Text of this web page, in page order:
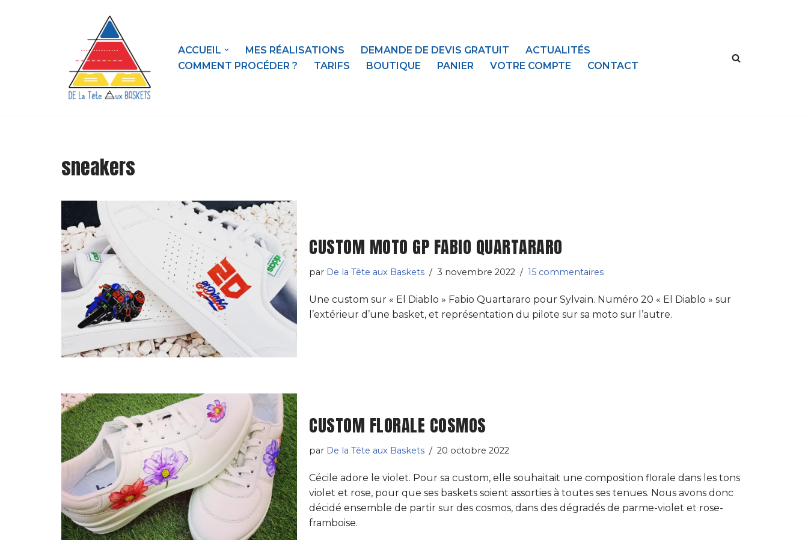
ACCUEIL MES RÉALISATIONS DEMANDE DE DEVIS GRATUIT
ACTUALITÉS
COMMENT PROCÉDER ?
TARIFS BOUTIQUE PANIER VOTRE COMPTE CONTACT
sneakers
CUSTOM MOTO GP FABIO QUARTARARO
par De la Tête aux Baskets 3 novembre 2022 15 commentaires
Une custom sur « El Diablo » Fabio Quartararo pour Sylvain. Numéro 20 « El Diablo » sur
l’extérieur d’une basket, et représentation du pilote sur sa moto sur l’autre.
CUSTOM FLORALE COSMOS
par De la Tête aux Baskets 20 octobre 2022
Cécile adore le violet. Pour sa custom, elle souhaitait une composition florale dans les tons
violet et rose, pour que ses baskets soient assorties à toutes ses tenues. Nous avons donc
décidé ensemble de partir sur des cosmos, dans des dégradés de parme-violet et rose-
framboise.